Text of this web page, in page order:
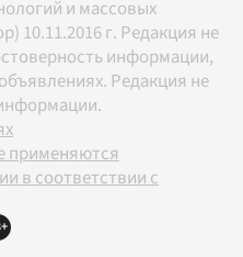
и массовых
10.11.2016 г. Редакция не
информации,
Редакция не
применяются
в соответствии с